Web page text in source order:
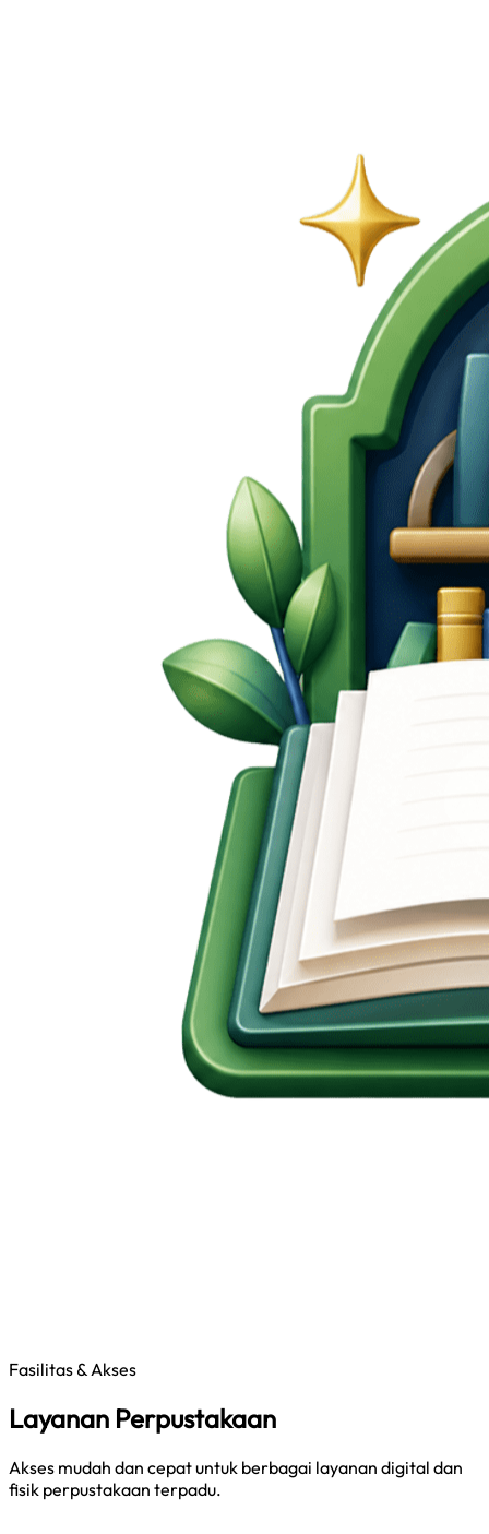
Fasilitas & Akses
Layanan Perpustakaan
Akses mudah dan cepat untuk berbagai layanan digital dan
fisik perpustakaan terpadu.